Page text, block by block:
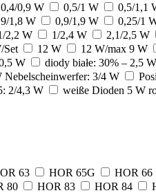
0,4/0,9 W 0,5/1 W 0,5/1,1
1,8 W 0,9/1,9 W 0,25/1
2,2 W 1/2,4 W 2,1/2,5 W
Set 12 W 12 W/max 9 W
W diody białe: 30% – 2,5
Nebelscheinwerfer: 3/4 W
2/4,3 W weiße Dioden 5 W
63 HOR 65G HOR 66
80 HOR 83 HOR 84
auf der Website verhalten, indem
Das Ziel ist es, Anzeigen